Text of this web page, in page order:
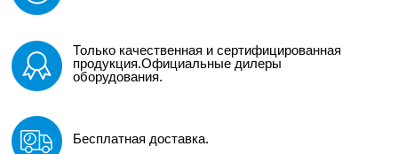
Только качественная и сертифицированная
продукция.Официальные дилеры
оборудования.
Бесплатная доставка.